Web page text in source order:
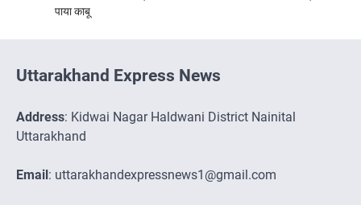
पाया काबू
Uttarakhand Express News
Address: Kidwai Nagar Haldwani District Nainital
Uttarakhand
Email : uttarakhandexpressnews1@gmail.com